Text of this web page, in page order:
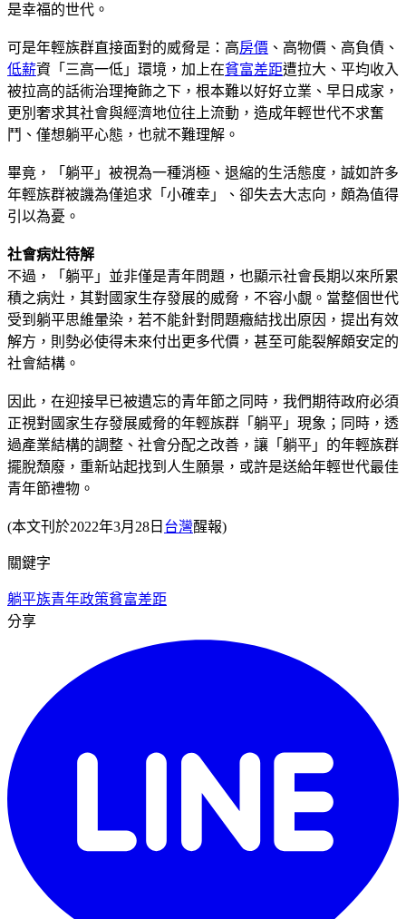
是幸福的世代。
可是年輕族群直接面對的威脅是：高房價 、高物價、高負債、
低薪資「三高一低」環境，加上在貧富差距遭拉大、平均收入
被拉高的話術治理掩飾之下，根本難以好好立業、早日成家，
更別奢求其社會與經濟地位往上流動，造成年輕世代不求奮
鬥、僅想躺平心態，也就不難理解。
畢竟，「躺平」被視為一種消極、退縮的生活態度，誠如許多
年輕族群被譏為僅追求「小確幸」、卻失去大志向，頗為值得
引以為憂。
社會病灶待解
不過，「躺平」並非僅是青年問題，也顯示社會長期以來所累
積之病灶，其對國家生存發展的威脅，不容小覷。當整個世代
受到躺平思維暈染，若不能針對問題癥結找出原因，提出有效
解方，則勢必使得未來付出更多代價，甚至可能裂解頗安定的
社會結構。
因此，在迎接早已被遺忘的青年節之同時，我們期待政府必須
正視對國家生存發展威脅的年輕族群「躺平」現象；同時，透
過產業結構的調整、社會分配之改善，讓「躺平」的年輕族群
擺脫頹廢，重新站起找到人生願景，或許是送給年輕世代最佳
青年節禮物。
(本文刊於2022年3月28日 台灣醒報)
關鍵字
躺平族青年政策貧富差距
分享